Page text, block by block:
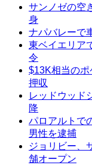
サンノゼの空
身
ナパバレーで
東ベイエリア
令
$13K相当のポ
押収
レッドウッド
降
パロアルトで
男性を逮捕
ジョリビー、
舗オープン